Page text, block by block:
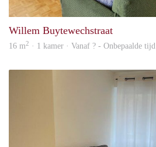
Willem Buytewechstraat
16 m2 · 1 kamer · Vanaf ? - Onbepaalde tijd